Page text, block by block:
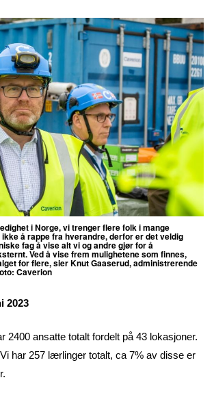
i Norge, vi trenger flere folk i mange
å rappe fra hverandre, derfor er det veldig
fag å vise alt vi og andre gjør for å
Ved å vise frem mulighetene som finnes,
for flere,sier Knut Gaaserud, administrerende
Caverion
2023
2400 ansatte totalt fordelt på 43 lokasjoner.
har 257 lærlinger totalt, ca 7% av disse er